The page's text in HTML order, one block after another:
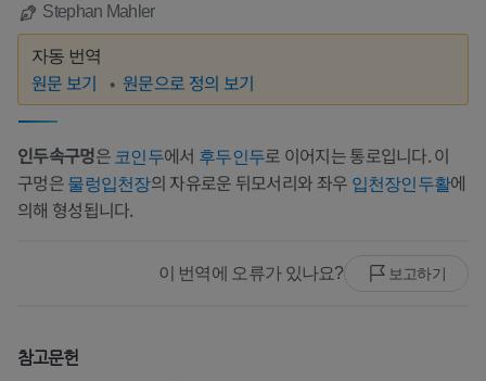
Stephan Mahler
자동 번역
원문 보기 원문으로 정의 보기
인두속구멍은코인두에서 후두인두로 이어지는 통로입니다. 이
구멍은물렁입천장의 자유로운 뒤모서리와 좌우 입천장인두활에
의해 형성됩니다.
이 번역에 오류가 있나요? 보고하기
참고문헌